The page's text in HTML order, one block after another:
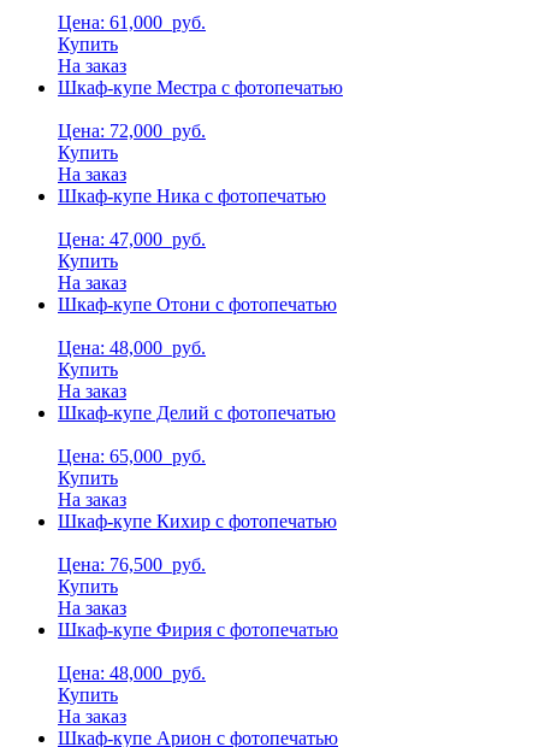
Цена: 61,000 руб.
Купить
На заказ
Шкаф-купе Местра с фотопечатью
Цена: 72,000 руб.
Купить
На заказ
Шкаф-купе Ника с фотопечатью
Цена: 47,000 руб.
Купить
На заказ
Шкаф-купе Отони с фотопечатью
Цена: 48,000 руб.
Купить
На заказ
Шкаф-купе Делий с фотопечатью
Цена: 65,000 руб.
Купить
На заказ
Шкаф-купе Кихир с фотопечатью
Цена: 76,500 руб.
Купить
На заказ
Шкаф-купе Фирия с фотопечатью
Цена: 48,000 руб.
Купить
На заказ
Шкаф-купе Арион с фотопечатью